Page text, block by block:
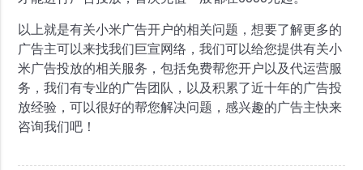
以上就是有关小米广告开户的相关问题，想要了解更多的
广告主可以来找我们巨宣网络，我们可以给您提供有关小
米广告投放的相关服务，包括免费帮您开户以及代运营服
务，我们有专业的广告团队，以及积累了近十年的广告投
放经验，可以很好的帮您解决问题，感兴趣的广告主快来
咨询我们吧！